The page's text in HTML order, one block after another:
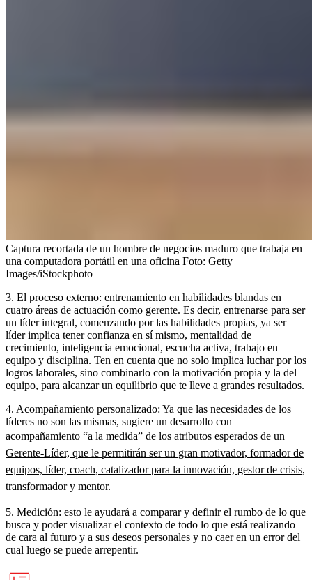
Captura recortada de un hombre de negocios maduro que trabaja en
una computadora portátil en una oficina Foto: Getty
Images/iStockphoto
3. El proceso externo: entrenamiento en habilidades blandas en
cuatro áreas de actuación como gerente. Es decir, entrenarse para ser
un líder integral, comenzando por las habilidades propias, ya ser
líder implica tener confianza en sí mismo, mentalidad de
crecimiento, inteligencia emocional, escucha activa, trabajo en
equipo y disciplina. Ten en cuenta que no solo implica luchar por los
logros laborales, sino combinarlo con la motivación propia y la del
equipo, para alcanzar un equilibrio que te lleve a grandes resultados.
4. Acompañamiento personalizado: Ya que las necesidades de los
líderes no son las mismas, sugiere un desarrollo con
acompañamiento “a la medida” de los atributos esperados de un
Gerente-Líder, que le permitirán ser un gran motivador, formador de
equipos, líder, coach, catalizador para la innovación, gestor de crisis,
transformador y mentor.
5. Medición: esto le ayudará a comparar y definir el rumbo de lo que
busca y poder visualizar el contexto de todo lo que está realizando
de cara al futuro y a sus deseos personales y no caer en un error del
cual luego se puede arrepentir.